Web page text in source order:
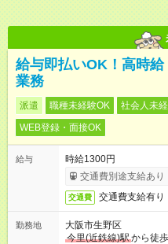
給与即払いOK！高時
業務
派遣 職種未経験OK 社会人未
WEB登録・面接OK
給与
時給1300円
交通費別途支給あり
交通費 交通費支給有り
勤務地
大阪市生野区
今里(近鉄線)駅から徒